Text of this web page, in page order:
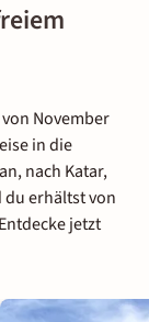
November
in die
nach Katar,
erhältst von
Entdecke jetzt